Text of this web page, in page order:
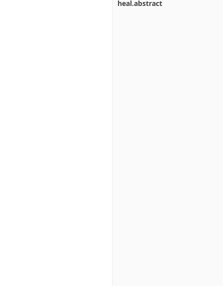
heal.abstract